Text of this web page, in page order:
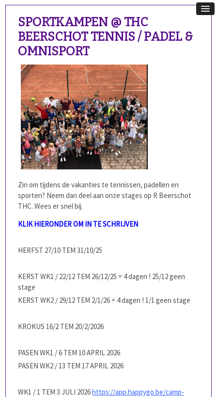
SPORTKAMPEN @ THC
BEERSCHOT TENNIS / PADEL &
OMNISPORT
Zin om tijdens de vakanties te tennissen, padellen en
sporten? Neem dan deel aan onze stages op R Beerschot
THC. Wees er snel bij.
KLIK HIERONDER OM IN TE SCHRIJVEN
HERFST 27/10 TEM 31/10/25
KERST WK1 / 22/12 TEM 26/12/25 = 4 dagen ! 25/12 geen
stage
KERST WK2 / 29/12 TEM 2/1/26 = 4 dagen ! 1/1 geen stage
KROKUS 16/2 TEM 20/2/2026
PASEN WK1 / 6 TEM 10 APRIL 2026
PASEN WK2 / 13 TEM 17 APRIL 2026
WK1 / 1 TEM 3 JULI 2026https://app.happygo.be/camp-